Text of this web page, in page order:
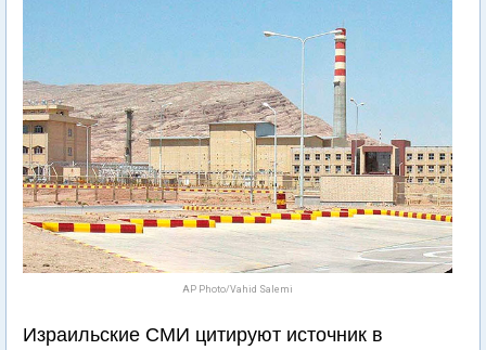
AP Photo/Vahid Salemi
Израильские СМИ цитируют источник в